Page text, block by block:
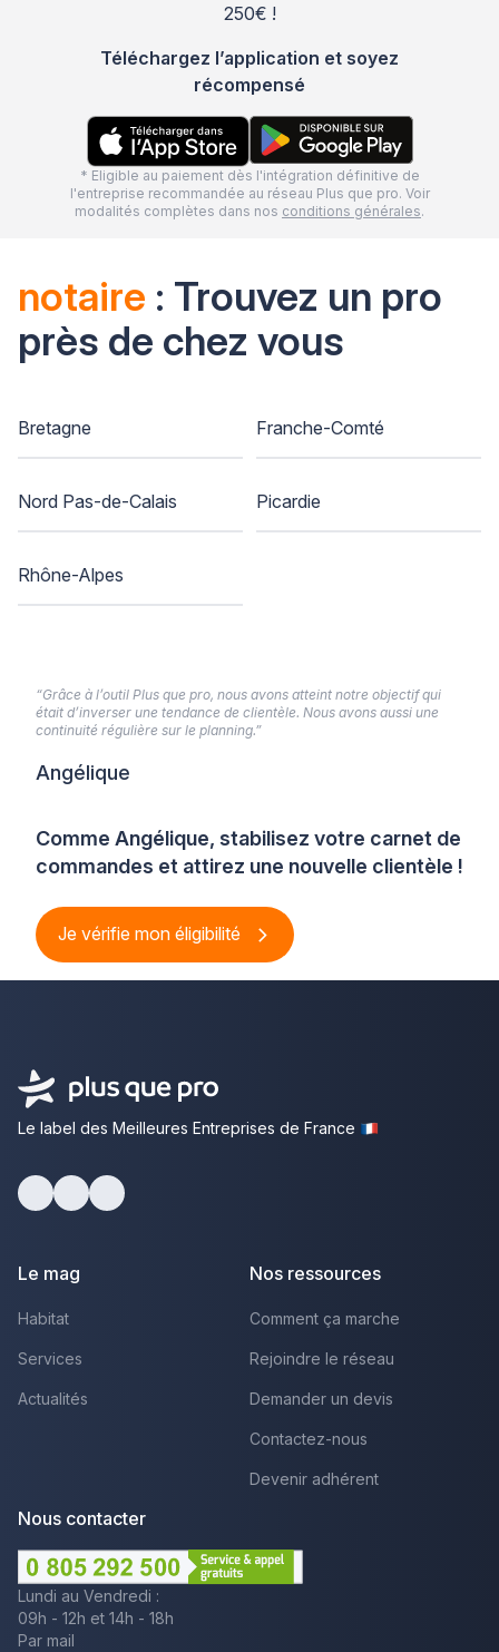
250€ !
Téléchargez l’application et soyez
récompensé
* Eligible au paiement dès l'intégration définitive de
l'entreprise recommandée au réseau Plus que pro. Voir
modalités complètes dans nos conditions générales.
notaire : Trouvez un pro
près de chez vous
Bretagne Franche-Comté
Nord Pas-de-Calais Picardie
Rhône-Alpes
Comme Angélique, stabilisez votre carnet de
commandes et attirez une nouvelle clientèle !
Je vérifie mon éligibilité
“Grâce à l’outil Plus que pro, nous avons atteint notre objectif qui
était d’inverser une tendance de clientèle. Nous avons aussi une
continuité régulière sur le planning.”
Angélique
Le label des Meilleures Entreprises de France
Le mag
Habitat
Services
Actualités
Nos ressources
Comment ça marche
Rejoindre le réseau
Demander un devis
Contactez-nous
Devenir adhérent
Nous contacter
Lundi au Vendredi :
09h - 12h et 14h - 18h
Par mail